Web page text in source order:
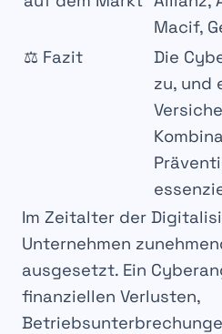
Macif,
⚖️ Fazit
Die
zu, und
Im Zeitalter der
Unternehmen
ausgesetzt. Ein
finanziellen Verlusten,